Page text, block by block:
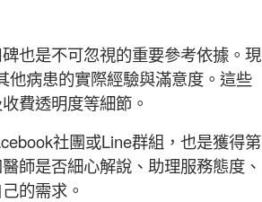
也是不可忽視的重要參考依據。現
他病患的實際經驗與滿意度。這些
費透明度等細節。
社團或Line群組，也是獲得第
師是否細心解說、助理服務態度、
的需求。